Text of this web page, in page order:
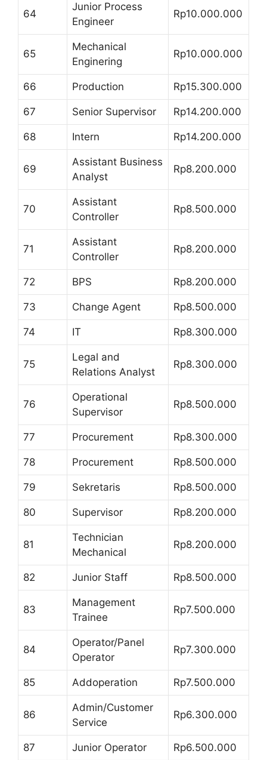
64
Junior Process
Engineer
Rp10.000.000
65
Mechanical
Enginering
Rp10.000.000
66 Production Rp15.300.000
67 Senior Supervisor Rp14.200.000
68 Intern Rp14.200.000
69
Assistant Business
Analyst
Rp8.200.000
70
Assistant
Controller
Rp8.500.000
71
Assistant
Controller
Rp8.200.000
72 BPS Rp8.200.000
73 Change Agent Rp8.500.000
74 IT Rp8.300.000
75
Legal and
Relations Analyst
Rp8.300.000
76
Operational
Supervisor
Rp8.500.000
77 Procurement Rp8.300.000
78 Procurement Rp8.500.000
79 Sekretaris Rp8.500.000
80 Supervisor Rp8.200.000
81
Technician
Mechanical
Rp8.200.000
82 Junior Staff Rp8.500.000
83
Management
Trainee
Rp7.500.000
84
Operator/Panel
Operator
Rp7.300.000
85 Addoperation Rp7.500.000
86
Admin/Customer
Service
Rp6.300.000
87 Junior Operator Rp6.500.000